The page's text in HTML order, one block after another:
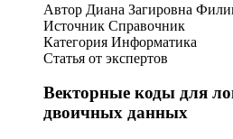
Автор Диана Загировна
Источник Справочник
Категория Информатика
Статья от экспертов
Векторные коды для
двоичных данных